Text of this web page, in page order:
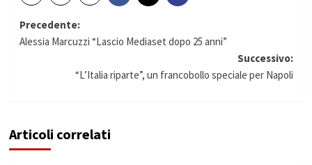
Navigazione
Precedente:
Alessia Marcuzzi “Lascio Mediaset dopo 25 anni”
Successivo:
“L’Italia riparte”, un francobollo speciale per Napoli
Articoli correlati